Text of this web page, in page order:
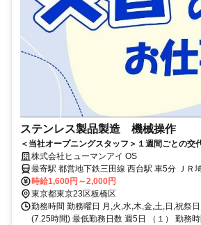
ステンレス製品製造 機械操作
＜当社オープニングスタッフ＞１週間ごとの交
る！シャワー室完備！今ならキャンペーンで
株式会社ヒューマンアイ OS
最寄駅 都営地下鉄三田線 西台駅 車5分 ＪＲ埼京線 浮間舟渡駅 バス5
分 ＊車通勤可能（規定あり） ＊舟渡４丁目
時給1,600円～2,000円
東京都東京23区板橋区
勤務時間 勤務曜日 月,火,水,木,金,土,日,祝祭
(7.25時間) 最低勤務日数 週5日 （１） 勤務